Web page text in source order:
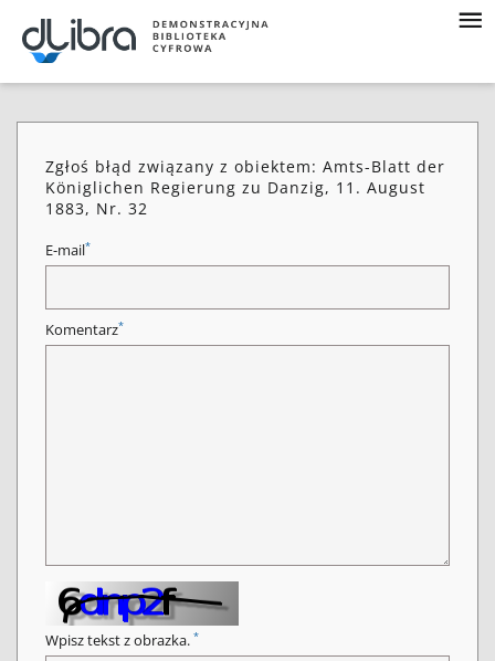
Zgłoś błąd związany z obiektem: Amts-Blatt der
Königlichen Regierung zu Danzig, 11. August
1883, Nr. 32
E-mail*
Komentarz*
Wpisz tekst z obrazka. *